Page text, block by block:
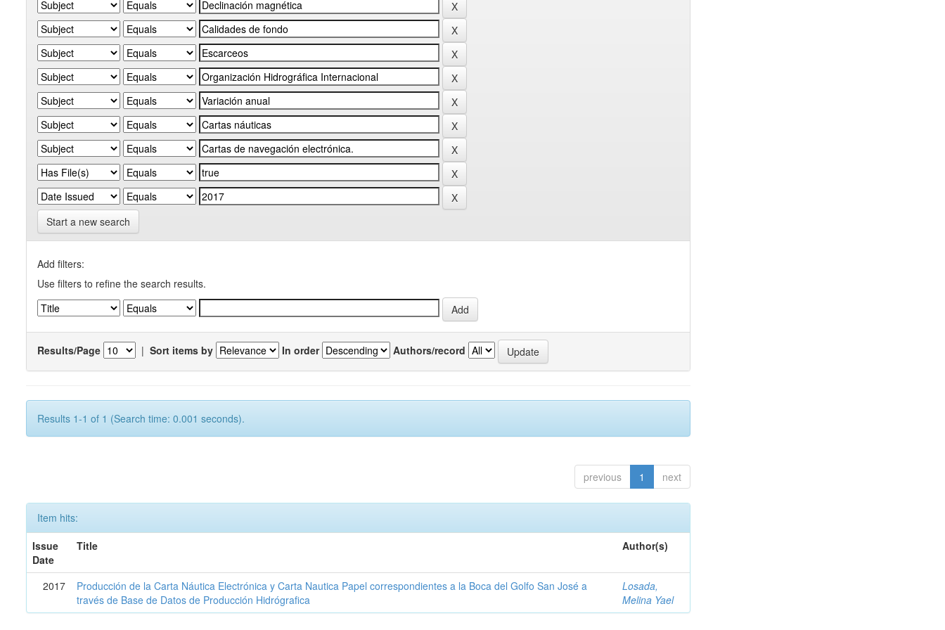
Start a new search
Add filters:
Use filters to refine the search results.
Results/Page | Sort items by In order Authors/record
Results 1-1 of 1 (Search time: 0.001 seconds).
previous 1 next
Item hits:
Issue
Date
Title Author(s)
2017
Producción de la Carta Náutica Electrónica y Carta Nautica Papel correspondientes a la Boca del Golfo San José a
través de Base de Datos de Producción Hidrógrafica
Losada,
Melina Yael